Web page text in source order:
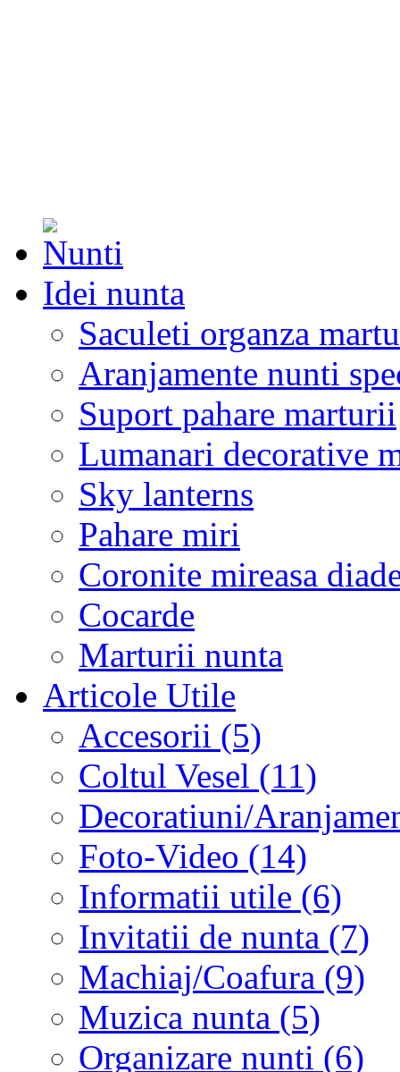
Idei nunta
Saculeti organza
Aranjamente nunti
Suport pahare marturii
Lumanari decorative
Sky lanterns
Pahare miri
Coronite mireasa
Cocarde
Marturii nunta
Articole Utile
Accesorii (5)
Coltul Vesel (11)
Decoratiuni/
Foto-Video (14)
Informatii utile (6)
Invitatii de nunta (7)
Machiaj/Coafura (9)
Muzica nunta (5)
Organizare nunti (6)